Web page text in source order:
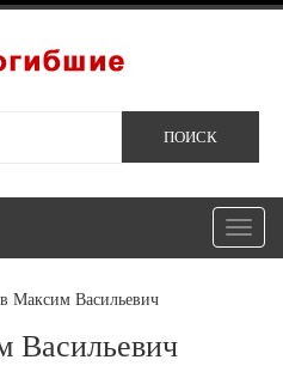
Максим Васильевич
Васильевич